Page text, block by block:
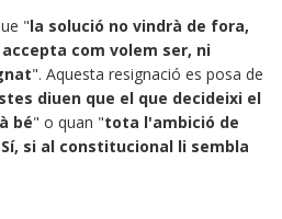
"la solució no vindrà de fora,
com volem ser, ni
". Aquesta resignació es posa de
diuen que el que decideixi el
bé" o quan "tota l'ambició de
si al constitucional li sembla